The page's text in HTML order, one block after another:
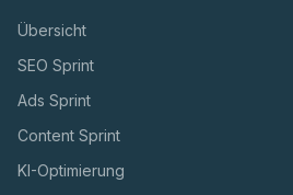
Übersicht
SEO Sprint
Ads Sprint
Content Sprint
KI-Optimierung